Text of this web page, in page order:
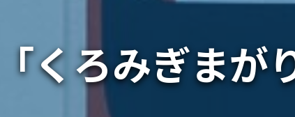
instagram
茶道具買取
業者間オークション出品代
くろみぎまが